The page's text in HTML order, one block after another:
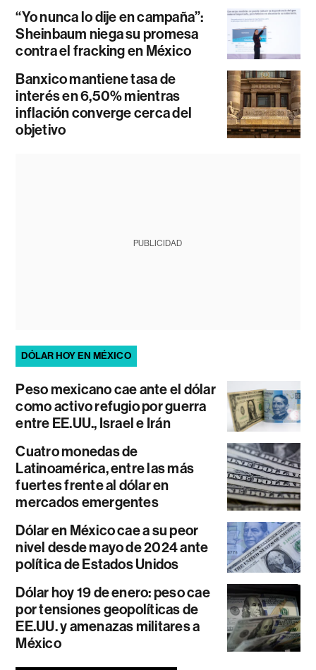
“Yo nunca lo dije en campaña”:
Sheinbaum niega su promesa
contra el fracking en México
Banxico mantiene tasa de
interés en 6,50% mientras
inflación converge cerca del
objetivo
PUBLICIDAD
DÓLAR HOY EN MÉXICO
Peso mexicano cae ante el dólar
como activo refugio por guerra
entre EE.UU., Israel e Irán
Cuatro monedas de
Latinoamérica, entre las más
fuertes frente al dólar en
mercados emergentes
Dólar en México cae a su peor
nivel desde mayo de 2024 ante
política de Estados Unidos
Dólar hoy 19 de enero: peso cae
por tensiones geopolíticas de
EE.UU. y amenazas militares a
México